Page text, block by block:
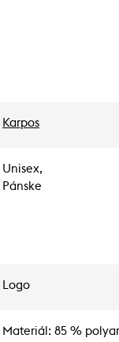
Karpos
Unisex,
Pánske
Logo
Materiál: 85 %